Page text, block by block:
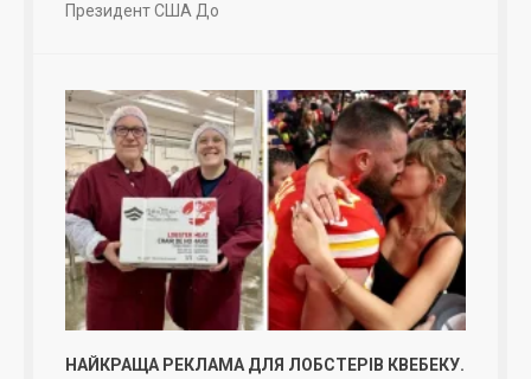
Президент США До
НАЙКРАЩА РЕКЛАМА ДЛЯ ЛОБСТЕРІВ КВЕБЕКУ.